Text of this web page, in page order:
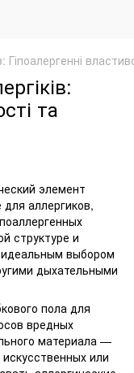
Гіпоалергенні
та
элемент
аллергиков,
структуре и
идеальным выбором
дыхательными
пола для
вредных
материала —
или